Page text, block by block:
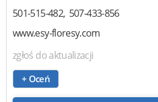
501-515-482 507-433-856
www.esy-floresy.com
zgłoś do aktualizacji
+ Oceń